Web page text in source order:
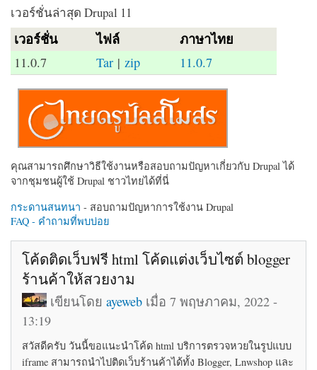
เวอร์ชั่นล่าสุด Drupal 11
เวอร์ชั่น ไฟล์ ภาษาไทย
11.0.7 Tar | zip 11.0.7
คุณสามารถศึกษาวิธีใช้งานหรือสอบถามปัญหาเกี่ยวกับ Drupal ได้
จากชุมชนผู้ใช้ Drupal ชาวไทยได้ที่นี่
กระดานสนทนา - สอบถามปัญหาการใช้งาน Drupal
FAQ - คำถามที่พบบ่อย
โค้ดติดเว็บฟรี html โค้ดแต่งเว็บไซต์ blogger
ร้านค้าให้สวยงาม
เขียนโดยayeweb เมื่อ 7 พฤษภาคม, 2022 -
13:19
สวัสดีครับ วันนี้ขอแนะนำโค้ด html บริการตรวจหวยในรูปแบบ
iframe สามารถนำไปติดเว็บร้านค้าได้ทั้ง Blogger, Lnwshop และ